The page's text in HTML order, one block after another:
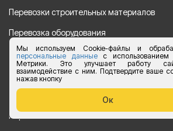
Мы используем Cookie-файлы и
персональные данныес использованием
Метрики. Это улучшает работу
взаимодействие с ним. Подтвердите ваше
нажав кнопку
Ок
Перевозки строительных материалов
Перевозка оборудования
Перевозка продуктов питания
Переезд
Рефрежераторные перевозки
Перевозки автотехники